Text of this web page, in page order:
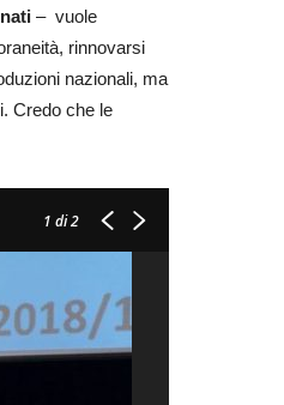
– vuole
rinnovarsi
nazionali, ma
Credo che le
1 di 2